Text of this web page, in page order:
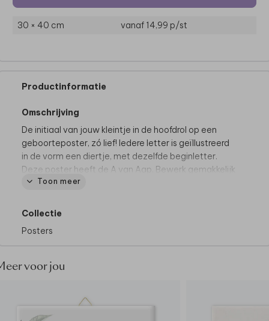
30 × 40 cm vanaf 14,99 p/st
Productinformatie
Omschrijving
De initiaal van jouw kleintje in de hoofdrol op een
geboorteposter, zó lief! Iedere letter is geïllustreerd
in de vorm een diertje, met dezelfde beginletter.
Deze poster heeft de A van Aap. Bewerk gemakkelijk
de geboortegegevens in de editor en maak een
• Volledig bewerkbaar en te personaliseren
• Zonder foliedruk
meegeleverd.Shop een passende lijst naar keuze
bij bijvoorbeeld Ikea, Hema of bol.com.
Toon meer
Collectie
Posters
voor jou